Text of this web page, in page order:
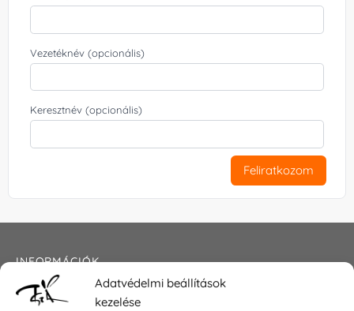
Adatvédelmi beállítások
kezelése
Vezetéknév (opcionális)
Keresztnév (opcionális)
Feliratkozom
INFORMÁCIÓK
Általános szerződési feltételek